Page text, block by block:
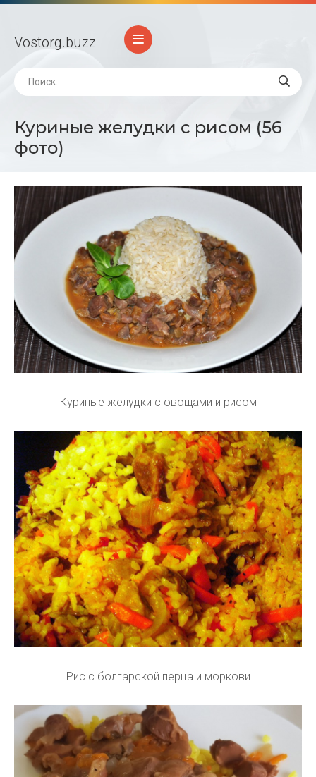
Vostorg.buzz
Куриные желудки с рисом (56
фото)
Куриные желудки с овощами и рисом
Рис с болгарской перца и моркови